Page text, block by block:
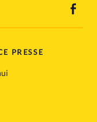
PRESSE